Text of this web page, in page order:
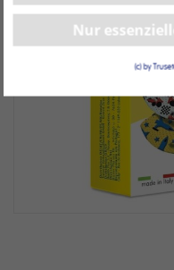
Nur
(c) by